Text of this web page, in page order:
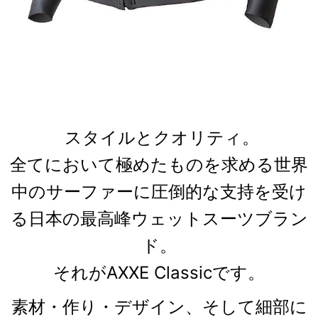
スタイルとクオリティ。
全てにおいて極めたものを求める世界
中のサーファーに圧倒的な支持を受け
る日本の最高峰ウェットスーツブラン
ド。
それがAXXE Classicです。
素材・作り・デザイン、そして細部に